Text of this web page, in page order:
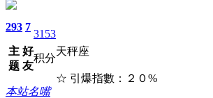
293
主
题
7
好
友
3153
积分
本站名嘴
天秤座
☆ 引爆指數：２０%